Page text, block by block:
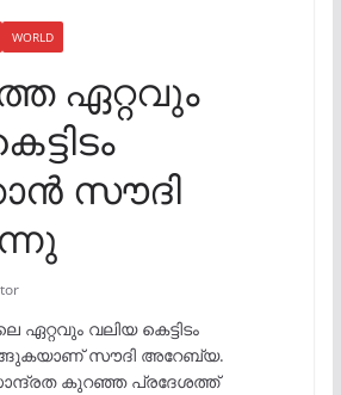
WORLD
ഏറ്റവും
സൗദി
ഏറ്റവും വലിയ കെട്ടിടം
സൗദി അറേബ്യ.
കുറഞ്ഞ പ്രദേശത്ത്